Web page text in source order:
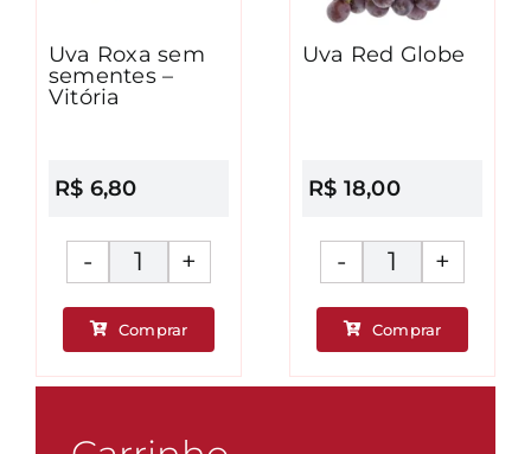
Uva Roxa sem
sementes –
Vitória
R$ 6,80
Uva
Roxa
sem
sementes
Vitória
Comprar
Uva Red Globe
R$ 18,00
Uva
Red
Globe
Comprar